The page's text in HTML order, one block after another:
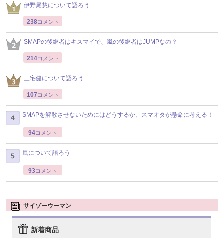
伊野尾慧について語ろう
238コメント
SMAPの後継者はキスマイで、嵐の後継者はJUMPなの？
214コメント
三宅健について語ろう
107 コメント
SMAPを解散させないためにはどうするか、スマオタが懸命に考える！
94コメント
嵐について語ろう
93コメント
サイゾーウーマン
新着商品